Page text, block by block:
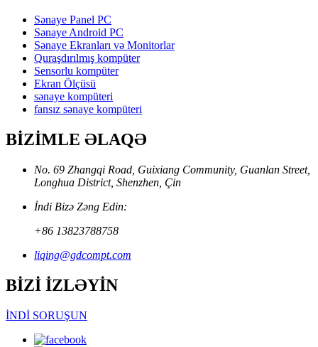
Sənaye Panel PC
Sənaye Android PC
Sənaye Ekranları və Monitorlar
Quraşdırılmış kompüter
Sensorlu kompüter
Ekran Ölçüsü
sənaye kompüteri
fansız sənaye kompüteri
BİZİMLE ƏLAQƏ
No. 69 Zhangqi Road, Guixiang Community, Guanlan Street,
Longhua District, Shenzhen, Çin
İndi Bizə Zəng Edin:
+86 13823788758
liqing@gdcompt.com
BİZİ İZLƏYİN
İNDİ SORUŞUN